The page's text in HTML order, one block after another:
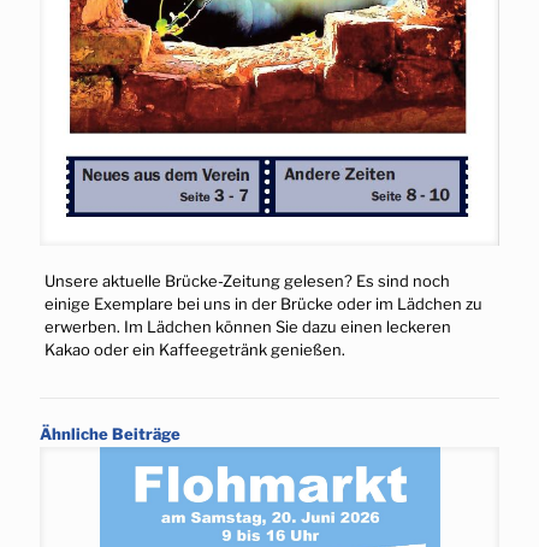
Unsere aktuelle Brücke-Zeitung gelesen? Es sind noch
einige Exemplare bei uns in der Brücke oder im Lädchen zu
erwerben. Im Lädchen können Sie dazu einen leckeren
Kakao oder ein Kaffeegetränk genießen.
Ähnliche Beiträge